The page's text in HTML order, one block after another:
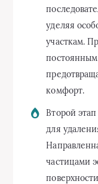
уделяя
участкам.
комфорт.
Второй
для
частицами